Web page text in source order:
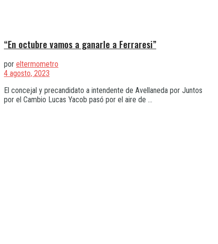
“En octubre vamos a ganarle a Ferraresi”
por eltermometro
4 agosto, 2023
El concejal y precandidato a intendente de Avellaneda por Juntos
por el Cambio Lucas Yacob pasó por el aire de ...